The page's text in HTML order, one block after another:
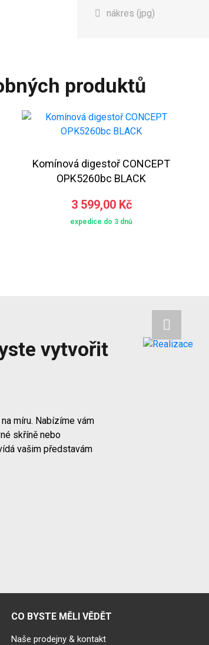
nákres (jpg)
produktů
Komínová digestoř CONCEPT
OPK5260bc BLACK
3 599,00 Kč
expedice do 3 dnů
vytvořit
míru. Nabízíme vám
skříně nebo
vašim představám
CO BYSTE MĚLI VĚDĚT
Naše prodejny & kontakt